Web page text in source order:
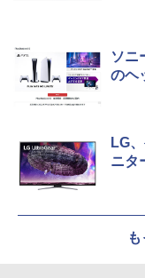
ソニ
のヘ
LG
ニタ